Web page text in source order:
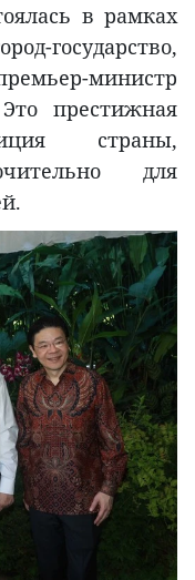
в рамках
государство,
министр
престижная
страны,
для